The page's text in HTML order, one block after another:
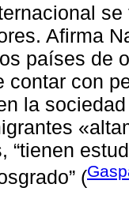
Afirma
países de
contar con
la
“tienen
(